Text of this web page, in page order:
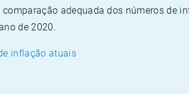
comparação adequada dos números de
de 2020.
inflação atuais